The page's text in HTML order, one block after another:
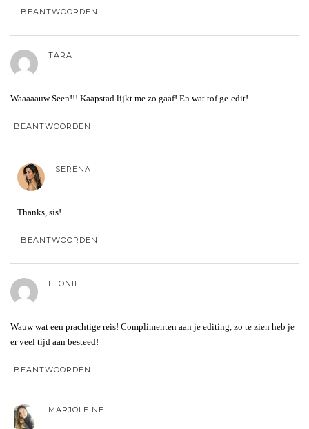
BEANTWOORDEN
TARA
Waaaaauw Seen!!! Kaapstad lijkt me zo gaaf! En wat tof ge-edit!
BEANTWOORDEN
SERENA
Thanks, sis!
BEANTWOORDEN
LEONIE
Wauw wat een prachtige reis! Complimenten aan je editing, zo te zien heb je
er veel tijd aan besteed!
BEANTWOORDEN
MARJOLEINE